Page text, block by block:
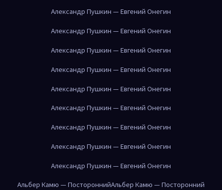
Александр Пушкин — Евгений Онегин
Александр Пушкин — Евгений Онегин
Александр Пушкин — Евгений Онегин
Александр Пушкин — Евгений Онегин
Александр Пушкин — Евгений Онегин
Александр Пушкин — Евгений Онегин
Александр Пушкин — Евгений Онегин
Александр Пушкин — Евгений Онегин
Александр Пушкин — Евгений Онегин
Альбер Камю — ПостороннийАльбер Камю — Посторонний